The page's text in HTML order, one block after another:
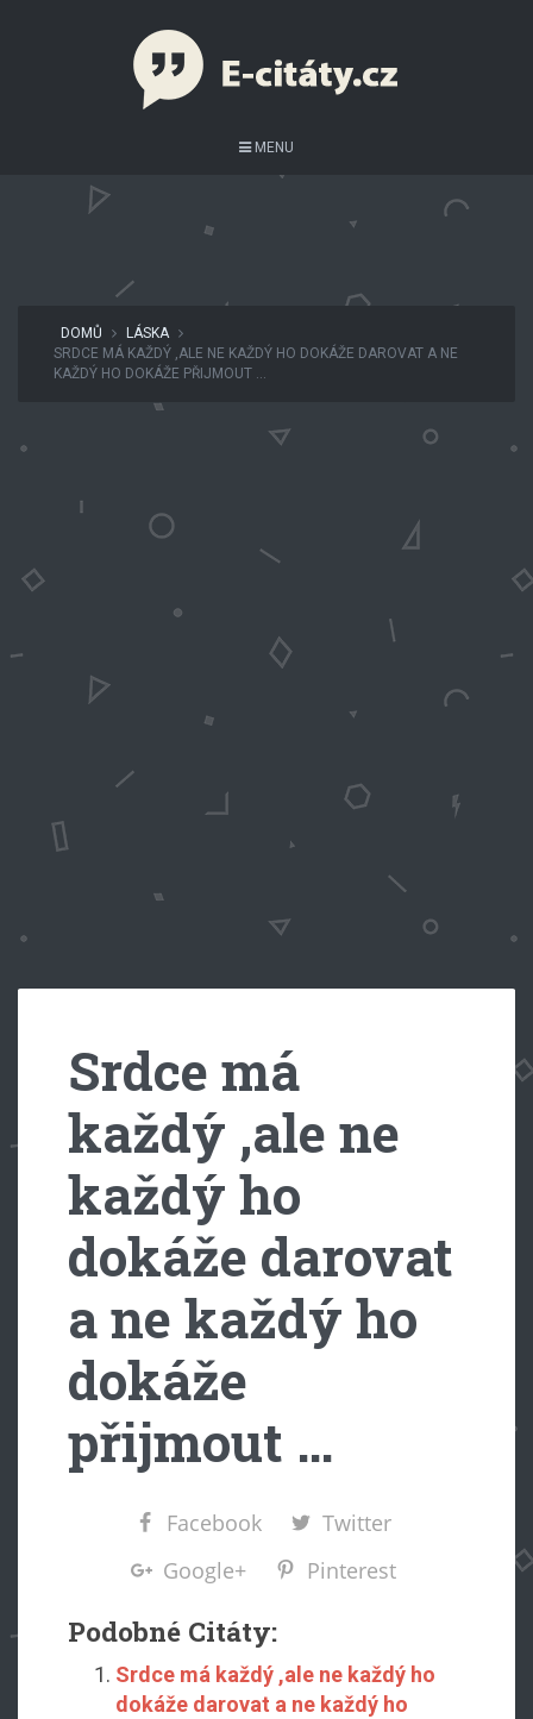
MENU
DOMŮ
LÁSKA
SRDCE MÁ KAŽDÝ ,ALE NE KAŽDÝ HO DOKÁŽE DAROVAT A NE
KAŽDÝ HO DOKÁŽE PŘIJMOUT …
Srdce má
každý ,ale ne
každý ho
dokáže darovat
a ne každý ho
dokáže
přijmout …
Facebook
Twitter
Google+
Pinterest
Podobné Citáty:
Srdce má každý ,ale ne každý ho
dokáže darovat a ne každý ho